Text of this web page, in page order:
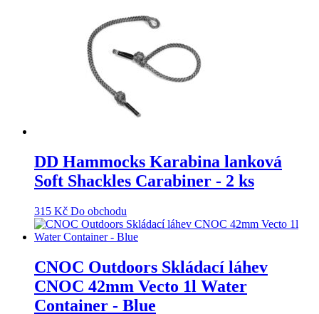
DD Hammocks Karabina lanková
Soft Shackles Carabiner - 2 ks
315 Kč Do obchodu
CNOC Outdoors Skládací láhev
CNOC 42mm Vecto 1l Water
Container - Blue